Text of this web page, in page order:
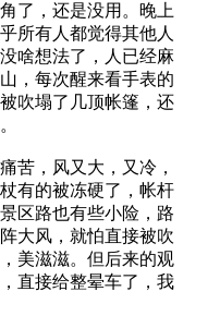
了，还是没用。晚上
所有人都觉得其他人
啥想法了，人已经麻
，每次醒来看手表的
吹塌了几顶帐篷，还
苦，风又大，又冷，
有的被冻硬了，帐杆
区路也有些小险，路
大风，就怕直接被吹
美滋滋。但后来的观
直接给整晕车了，我